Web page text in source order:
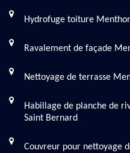
Hydrofuge toiture
Ravalement de façade
Nettoyage de terrasse
Habillage de planche de
Saint Bernard
Couvreur pour nettoyage